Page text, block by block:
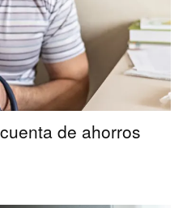
de ahorros